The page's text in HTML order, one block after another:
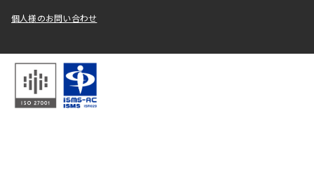
個人様のお問い合わせ